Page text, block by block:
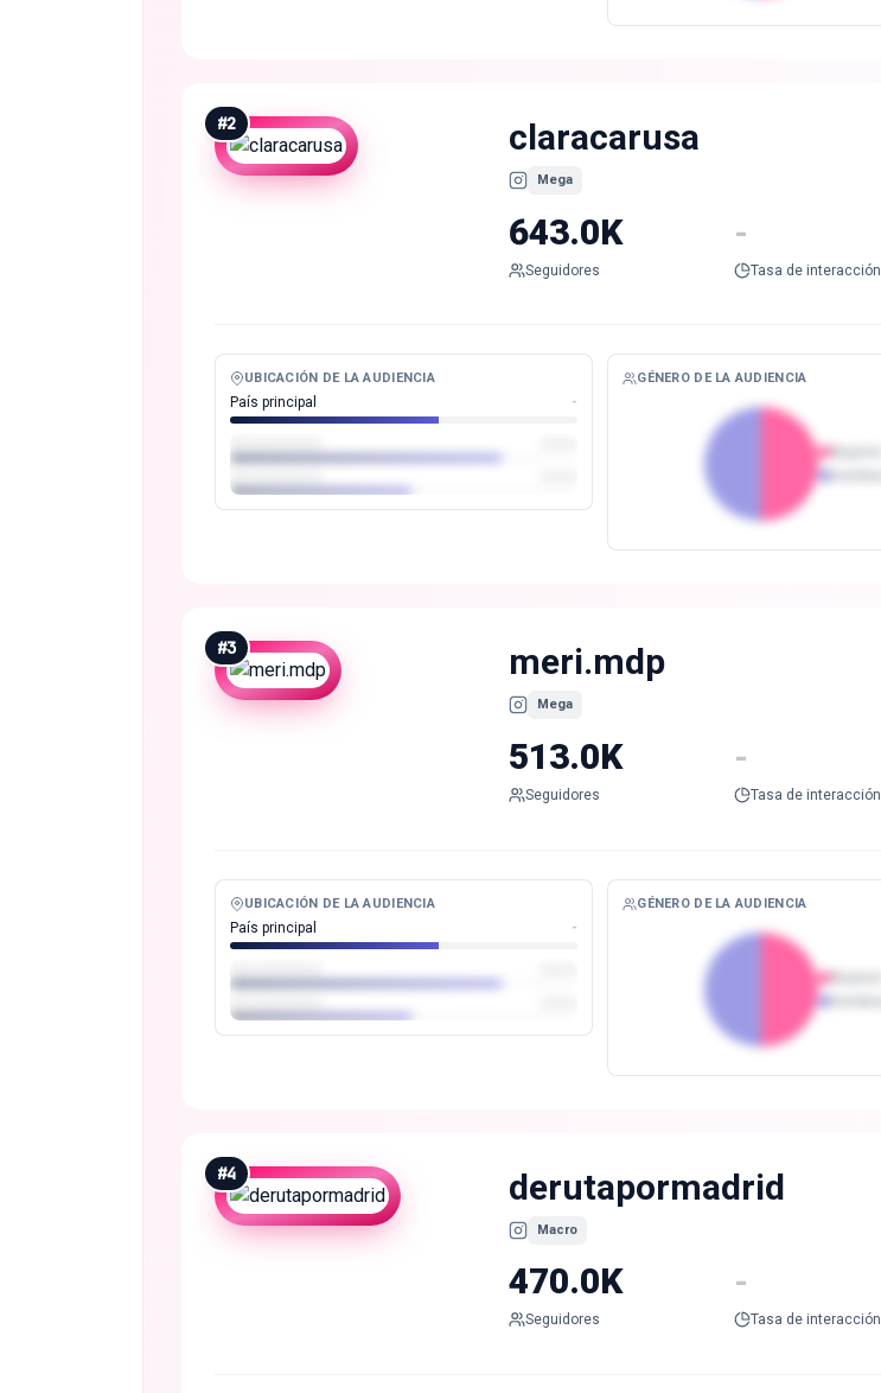
#2 claracarusa
Mega
643.0K
Seguidores
-
Tasa de interacción
UBICACIÓN DE LA AUDIENCIA
País principal -
GÉNERO DE LA AUDIENCIA
#3 meri.mdp
Mega
513.0K
Seguidores
-
Tasa de interacción
UBICACIÓN DE LA AUDIENCIA
País principal -
GÉNERO DE LA AUDIENCIA
Mujeres
#4 derutapormadrid
Macro
470.0K
Seguidores
-
Tasa de interacción